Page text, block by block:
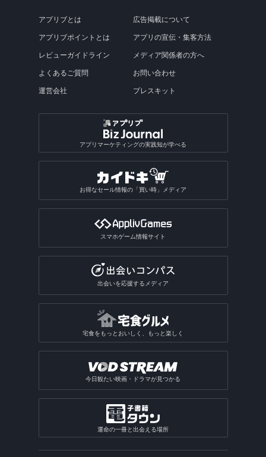
アプリブとは
アプリブポイントとは
レビューガイドライン
よくあるご質問
運営会社
広告掲載について
アプリの宣伝・集客方法
メディア関係者の方へ
お問い合わせ
プレスキット
アプリマーケティングの実践知が学べる
お得なセール情報の「買い時」メディア
スマホゲーム情報サイト
出会いを応援するメディア
宅食をもっとおいしく、もっと楽しく
今日観たい映画・ドラマが見つかる
運命の一冊と出会える場所